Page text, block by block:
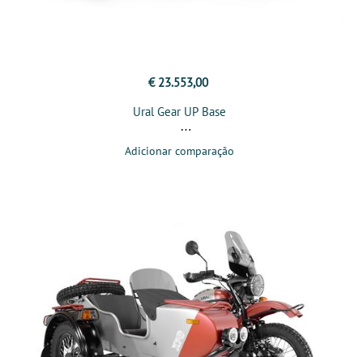
€ 23.553,00
Ural Gear UP Base
Adicionar comparação